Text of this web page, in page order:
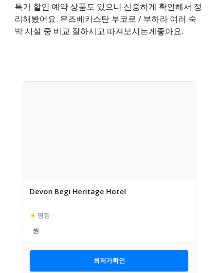
특가 할인 예약 상품도 있으니 신중하게 확인해서 정
리해봤어요. 우즈베키스탄 부코로 / 부하라 여러 숙
박 시설 중 비교 잘하시고 따져보시는게좋아요.
Devon Begi Heritage Hotel
★ 평점 –
최저가확인